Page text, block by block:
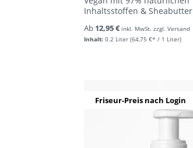
Inhaltsstoffen & Sheabutter
Inhalt: 0.2 Liter (64,75 €* / 1 Liter)
Ab 12,95 € inkl. MwSt. zzgl. Versand
Friseur-Preis nach Login